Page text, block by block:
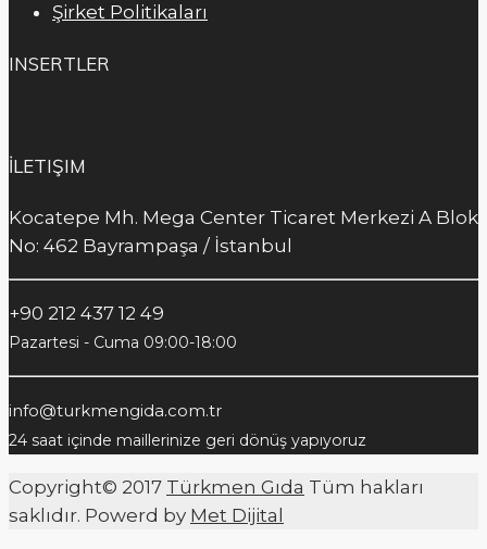
Şirket Politikaları
INSERTLER
İLETIŞIM
Kocatepe Mh. Mega Center Ticaret Merkezi A Blok
No: 462 Bayrampaşa / İstanbul
+90 212 437 12 49
Pazartesi - Cuma 09:00-18:00
info@turkmengida.com.tr
24 saat içinde maillerinize geri dönüş yapıyoruz
Copyright© 2017 Türkmen Gıda Tüm hakları
saklıdır. Powerd by Met Dijital